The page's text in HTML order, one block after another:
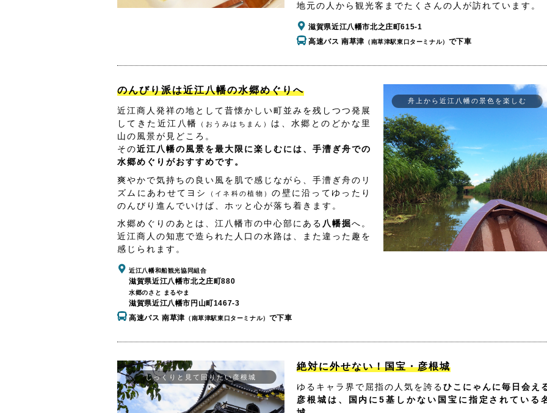
地元の人から観光客までたくさんの人が訪れています。
滋賀県近江八幡市北之庄町615-1
高速バス 南草津 （南草津駅東口ターミナル） で下車
のんびり派は近江八幡の水郷めぐりへ
近江商人発祥の地として昔懐かしい町並みを残しつつ発展
してきた近江八幡
（おうみはちまん） は、水郷とのどかな里
山の風景が見どころ。
その近江八幡の風景を最大限に楽しむには、手漕ぎ舟での
水郷めぐりがおすすめです。
爽やかで気持ちの良い風を肌で感じながら、手漕ぎ舟のリ
ズムにあわせてヨシ
（イネ科の植物）の壁に沿ってゆったり
のんびり進んでいけば、ホッと心が落ち着きます。
水郷めぐりのあとは、江八幡市の中心部にある 八幡掘へ。
近江商人の知恵で造られた人口の水路は、また違った趣を
感じられます。
近江八幡和船観光協同組合
滋賀県近江八幡市北之庄町880
水郷のさと まるやま
滋賀県近江八幡市円山町1467-3
高速バス 南草津 （南草津駅東口ターミナル） で下車
舟上から近江八幡の景色を楽しむ
じっくりと見て回りたい彦根城
絶対に外せない！国宝・彦根城
ゆるキャラ界で屈指の人気を誇るひこにゃんに毎日会え
彦根城は、国内に5基しかない国宝に指定されている